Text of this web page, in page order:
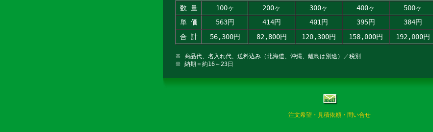
数 量 100ヶ 200ヶ 300ヶ 400ヶ 500ヶ
単 価
563円 414円 401円 395円 384円
合 計
56,300円 82,800円 120,300円 158,000円 192,000円
※ 商品代、名入れ代、送料込み（北海道、沖縄、離島は別途）／税別
※ 納期＝約16～23日
注文希望・見積依頼・問い合せ